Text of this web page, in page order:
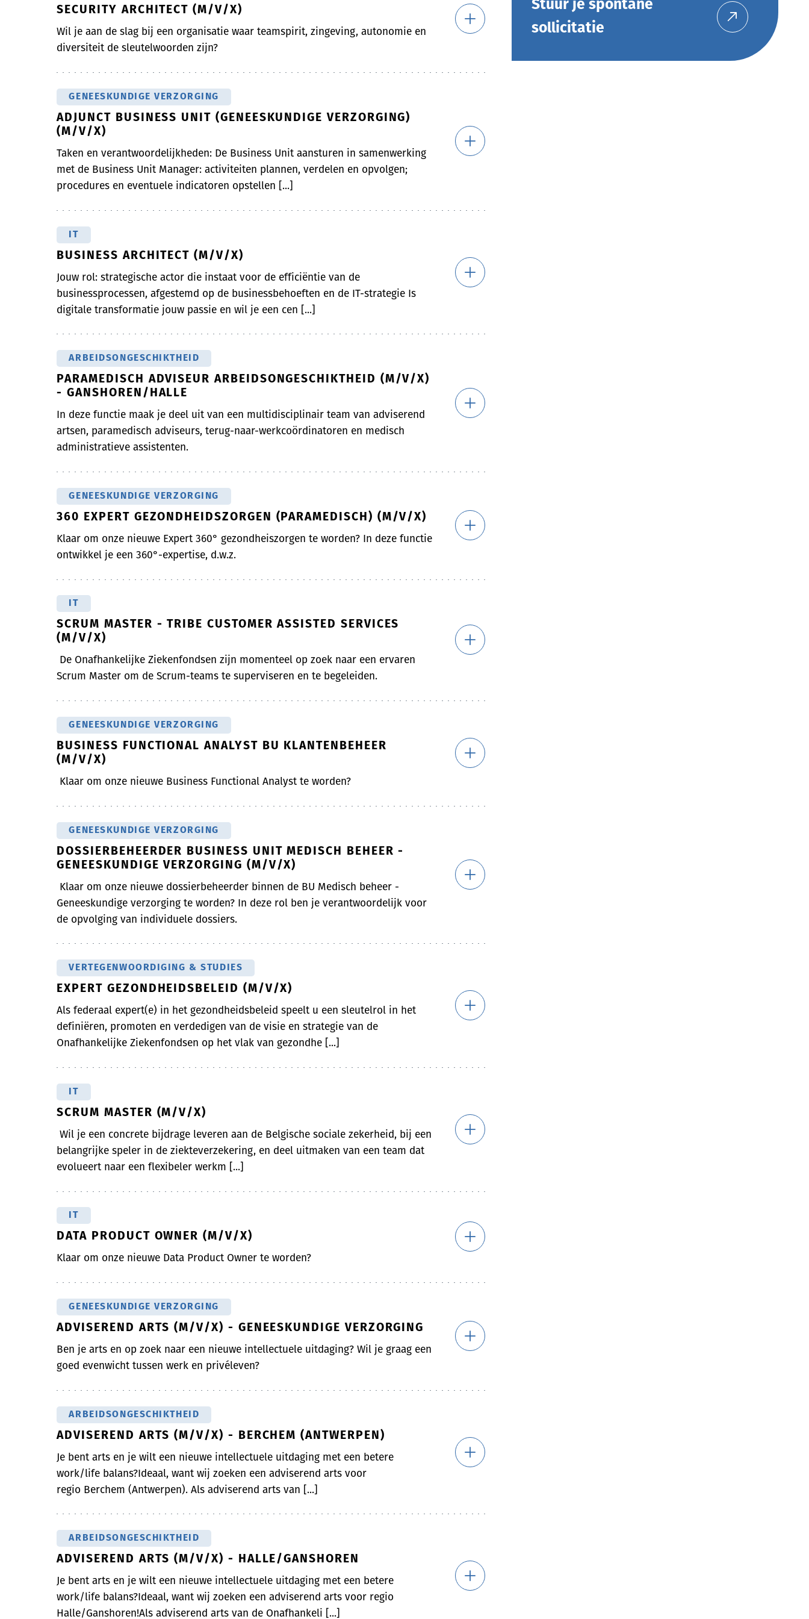
SECURITY ARCHITECT (M/V/X)
Wil je aan de slag bij een organisatie waar teamspirit, zingeving, autonomie en
diversiteit de sleutelwoorden zijn?
GENEESKUNDIGE VERZORGING
ADJUNCT BUSINESS UNIT (GENEESKUNDIGE VERZORGING)
(M/V/X)
Taken en verantwoordelijkheden: De Business Unit aansturen in samenwerking
met de Business Unit Manager: activiteiten plannen, verdelen en opvolgen;
procedures en eventuele indicatoren opstellen [...]
IT
BUSINESS ARCHITECT (M/V/X)
Jouw rol: strategische actor die instaat voor de efficiëntie van de
businessprocessen, afgestemd op de businessbehoeften en de IT-strategie Is
digitale transformatie jouw passie en wil je een cen [...]
ARBEIDSONGESCHIKTHEID
PARAMEDISCH ADVISEUR ARBEIDSONGESCHIKTHEID (M/V/X)
- GANSHOREN/HALLE
In deze functie maak je deel uit van een multidisciplinair team van adviserend
artsen, paramedisch adviseurs, terug-naar-werkcoördinatoren en medisch
administratieve assistenten.
GENEESKUNDIGE VERZORGING
360 EXPERT GEZONDHEIDSZORGEN (PARAMEDISCH) (M/V/X)
Klaar om onze nieuwe Expert 360° gezondheiszorgen te worden? In deze functie
ontwikkel je een 360°-expertise, d.w.z.
IT
SCRUM MASTER - TRIBE CUSTOMER ASSISTED SERVICES
(M/V/X)
De Onafhankelijke Ziekenfondsen zijn momenteel op zoek naar een ervaren
Scrum Master om de Scrum-teams te superviseren en te begeleiden.
GENEESKUNDIGE VERZORGING
BUSINESS FUNCTIONAL ANALYST BU KLANTENBEHEER
(M/V/X)
Klaar om onze nieuwe Business Functional Analyst te worden?
GENEESKUNDIGE VERZORGING
DOSSIERBEHEERDER BUSINESS UNIT MEDISCH BEHEER -
GENEESKUNDIGE VERZORGING (M/V/X)
Klaar om onze nieuwe dossierbeheerder binnen de BU Medisch beheer -
Geneeskundige verzorging te worden? In deze rol ben je verantwoordelijk voor
de opvolging van individuele dossiers.
VERTEGENWOORDIGING & STUDIES
EXPERT GEZONDHEIDSBELEID (M/V/X)
Als federaal expert(e) in het gezondheidsbeleid speelt u een sleutelrol in het
definiëren, promoten en verdedigen van de visie en strategie van de
Onafhankelijke Ziekenfondsen op het vlak van gezondhe [...]
IT
SCRUM MASTER (M/V/X)
Wil je een concrete bijdrage leveren aan de Belgische sociale zekerheid, bij een
belangrijke speler in de ziekteverzekering, en deel uitmaken van een team dat
evolueert naar een flexibeler werkm [...]
IT
DATA PRODUCT OWNER (M/V/X)
Klaar om onze nieuwe Data Product Owner te worden?
GENEESKUNDIGE VERZORGING
ADVISEREND ARTS (M/V/X) - GENEESKUNDIGE VERZORGING
Ben je arts en op zoek naar een nieuwe intellectuele uitdaging? Wil je graag een
goed evenwicht tussen werk en privéleven?
ARBEIDSONGESCHIKTHEID
ADVISEREND ARTS (M/V/X) - BERCHEM (ANTWERPEN)
Je bent arts en je wilt een nieuwe intellectuele uitdaging met een betere
work/life balans?Ideaal, want wij zoeken een adviserend arts voor
regio Berchem (Antwerpen). Als adviserend arts van [...]
ARBEIDSONGESCHIKTHEID
ADVISEREND ARTS (M/V/X) - HALLE/GANSHOREN
Je bent arts en je wilt een nieuwe intellectuele uitdaging met een betere
work/life balans?Ideaal, want wij zoeken een adviserend arts voor regio
Halle/Ganshoren!Als adviserend arts van de Onafhankeli [...]
Stuur je spontane
sollicitatie